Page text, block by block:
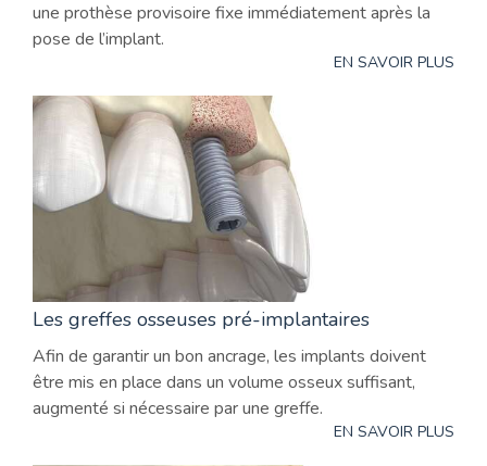
une prothèse provisoire fixe immédiatement après la
pose de l’implant.
EN SAVOIR PLUS
Les greffes osseuses pré-implantaires
Afin de garantir un bon ancrage, les implants doivent
être mis en place dans un volume osseux suffisant,
augmenté si nécessaire par une greffe.
EN SAVOIR PLUS